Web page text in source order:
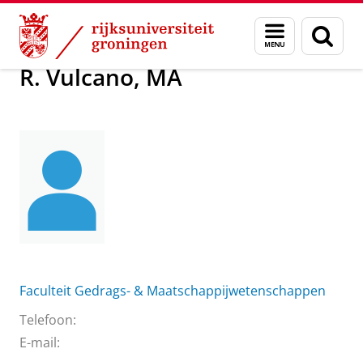
Skip
Content
Skip
Navigation
Menu
en
zoeken
Over ons R. Vulcano, MA
R. Vulcano, MA
Faculteit Gedrags- & Maatschappijwetenschappen
Telefoon:
E-mail: